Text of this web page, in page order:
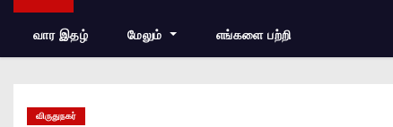
வார இதழ் மேலும் எங்களை பற்றி
விருதுநகர்